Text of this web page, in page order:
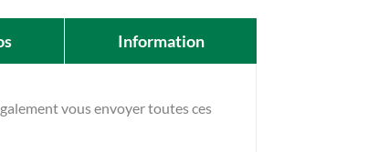
Information
vous envoyer toutes ces